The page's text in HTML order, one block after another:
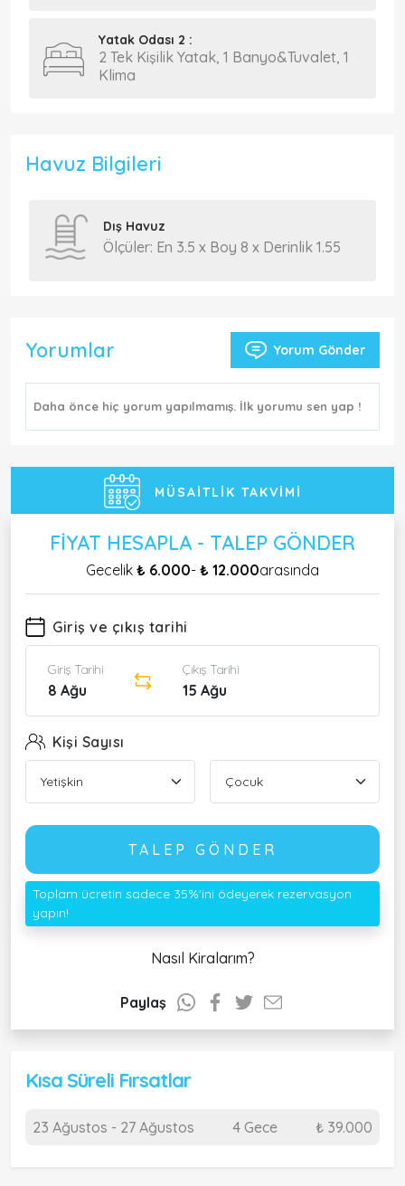
Yatak Odası 2 :
2 Tek Kişilik Yatak, 1 Banyo&Tuvalet, 1
Klima
Havuz Bilgileri
Dış Havuz
Ölçüler: En 3.5 x Boy 8 x Derinlik 1.55
Yorumlar Yorum Gönder
Daha önce hiç yorum yapılmamış. İlk yorumu sen yap !
MÜSAITLIK TAKVIMI
FIYAT HESAPLA - TALEP GÖNDER
Gecelik ₺ 6.000- ₺ 12.000arasında
Giriş ve çıkış tarihi
Giriş Tarihi
8 Ağu
Çıkış Tarihi
15 Ağu
Kişi Sayısı
TALEP GÖNDER
Toplam ücretin sadece 35%'ini ödeyerek rezervasyon
yapın!
Nasıl Kiralarım?
Paylaş
Kısa Süreli Fırsatlar
23 Ağustos - 27 Ağustos 4 Gece ₺ 39.000